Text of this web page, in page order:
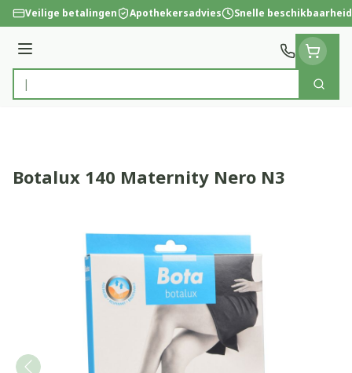
Ga naar de inhoud
Veilige betalingen Apothekersadvies Snelle beschikbaarheid
Menu
Product, merk, categorie...
Zoek
Botalux 140 Maternity Nero N3